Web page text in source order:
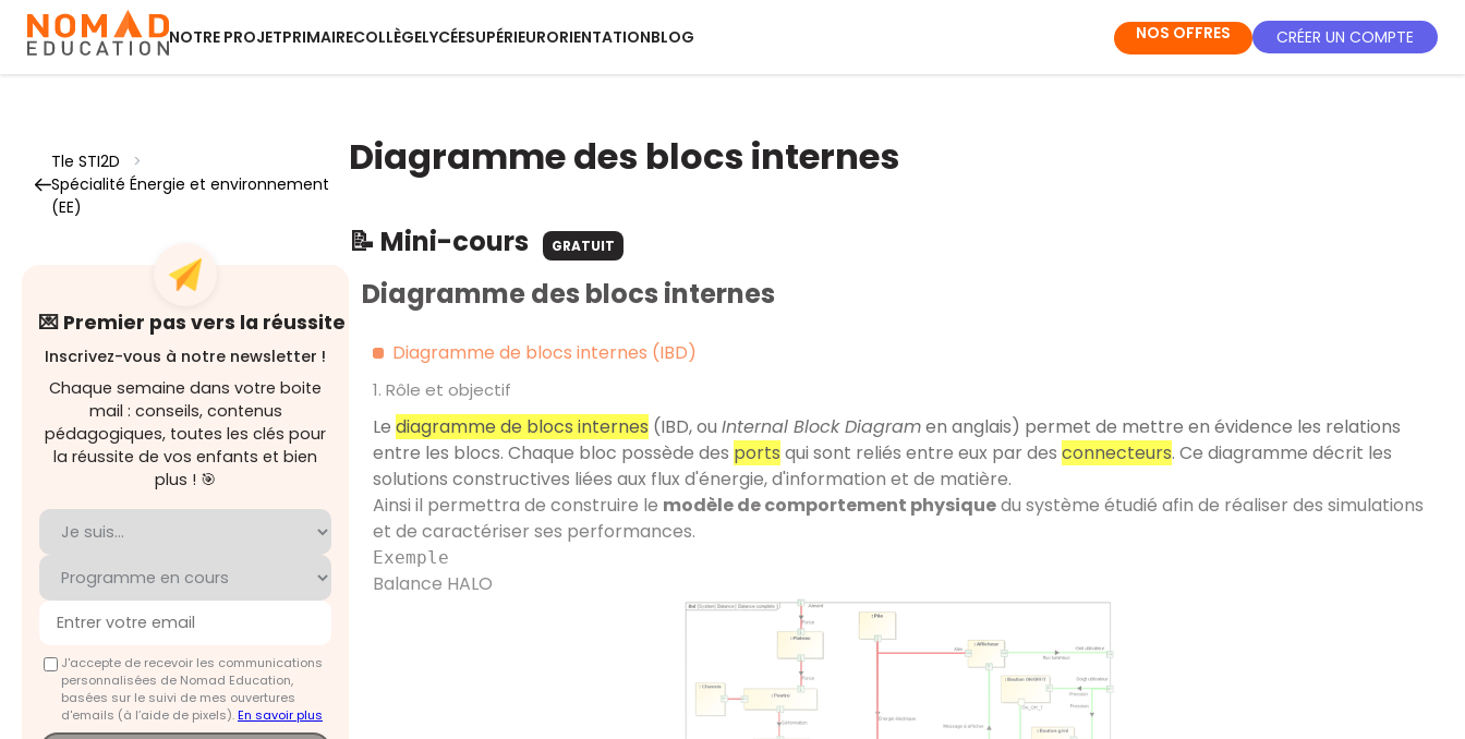
NOTRE PROJETPRIMAIRECOLLÈGELYCÉESUPÉRIEURORIENTATIONBLOG NOS OFFRES CRÉER UN COMPTE
Tle STI2D
>
Spécialité Énergie et environnement
(EE)
💌 Premier pas vers la réussite
Inscrivez-vous à notre newsletter !
Chaque semaine dans votre boite
mail : conseils, contenus
pédagogiques, toutes les clés pour
la réussite de vos enfants et bien
plus ! 🎯
J'accepte de recevoir les communications
personnalisées de Nomad Education,
basées sur le suivi de mes ouvertures
d'emails (à l’aide de pixels).En savoir plus
Diagramme des blocs internes
📝 Mini-cours GRATUIT
Diagramme des blocs internes
Diagramme de blocs internes (IBD)
1. Rôle et objectif
Le diagramme de blocs internes (IBD, ou Internal Block Diagramen anglais) permet de mettre en évidence les relations
entre les blocs. Chaque bloc possède des ports qui sont reliés entre eux par des connecteurs. Ce diagramme décrit les
solutions constructives liées aux flux d'énergie, d'information et de matière.
Ainsi il permettra de construire le modèle de comportement physiquedu système étudié afin de réaliser des simulations
et de caractériser ses performances.
Exemple
Balance HALO